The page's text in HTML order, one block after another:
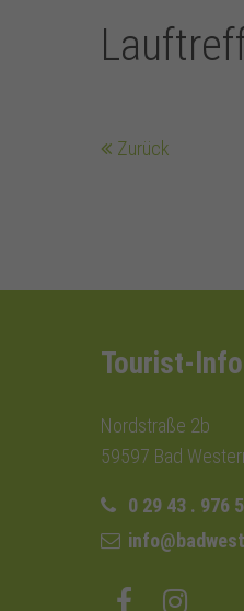
Zurück
Tourist-
Nordstraße 2b
59597 Bad
0 29 43 . 976